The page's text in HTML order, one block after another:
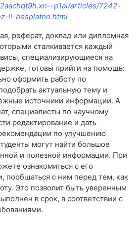
p1ai/articles/7242-
ii-besplatno.html
реферат, доклад или дипломная
сталкивается каждый
специализирующиеся на
готовы прийти на помощь:
оформить работу по
актуальную тему и
источники информации. А
специалисты по научному
редактирование и дать
по улучшению
могут найти большое
и полезной информации. При
ознакомиться с его
пообщаться с ним перед тем, как
Это позволит быть уверенным
в срок, в соответствии с